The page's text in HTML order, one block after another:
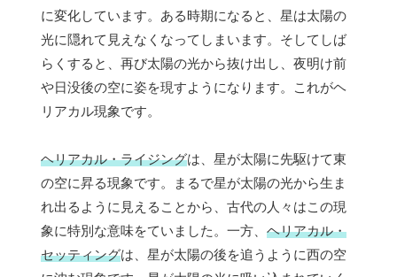
に変化しています。ある時期になると、星は太陽の
光に隠れて見えなくなってしまいます。そしてしば
らくすると、再び太陽の光から抜け出し、夜明け前
や日没後の空に姿を現すようになります。これがヘ
リアカル現象です。
ヘリアカル・ライジングは、星が太陽に先駆けて東
の空に昇る現象です。まるで星が太陽の光から生ま
れ出るように見えることから、古代の人々はこの現
象に特別な意味をていました。一方、 ヘリアカル・
セッティングは、星が太陽の後を追うように西の空